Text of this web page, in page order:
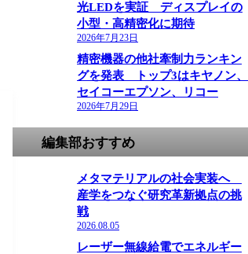
光LEDを実証 ディスプレイの
小型・高精密化に期待
2026年7月23日
精密機器の他社牽制力ランキン
グを発表 トップ3はキヤノン、
セイコーエプソン、リコー
2026年7月29日
編集部おすすめ
メタマテリアルの社会実装へ
産学をつなぐ研究革新拠点の挑
戦
2026.08.05
レーザー無線給電でエネルギー